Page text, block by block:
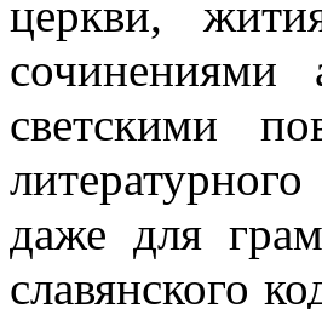
церкви,
светскими
даже для
славянского